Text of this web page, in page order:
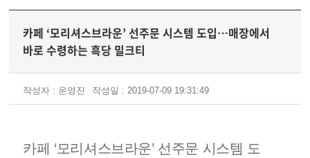
카페 ‘모리셔스브라운’ 선주문 시스템 도입…매장에서
바로 수령하는 흑당 밀크티
작성자 : 운영진 작성일 : 2019-07-09 19:31:49
카페 ‘모리셔스브라운’ 선주문 시스템 도